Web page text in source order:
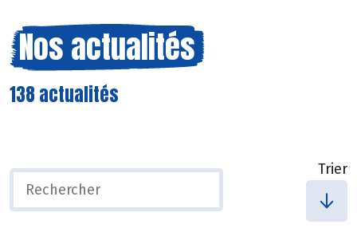
Nos actualités
138 actualités
Trier